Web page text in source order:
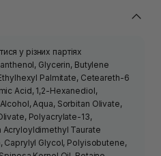
у різних партіях
Glycerin, Butylene
Palmitate, Ceteareth-6
Acid, 1,2-Hexanediol,
Aqua, Sorbitan Olivate,
Polyacrylate-13,
Taurate
Caprylyl Glycol, Polyisobutene,